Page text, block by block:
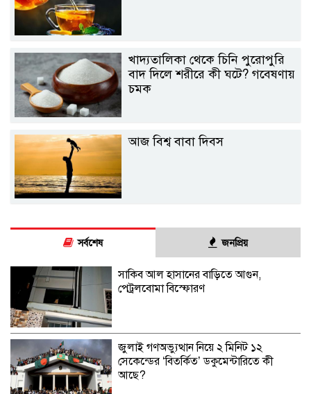
খাদ্যতালিকা থেকে চিনি পুরোপুরি
বাদ দিলে শরীরে কী ঘটে? গবেষণায়
চমক
আজ বিশ্ব বাবা দিবস
সর্বশেষ জনপ্রিয়
সাকিব আল হাসানের বাড়িতে আগুন,
পেট্রলবোমা বিস্ফোরণ
জুলাই গণঅভ্যুত্থান নিয়ে ২ মিনিট ১২
সেকেন্ডের ‘বিতর্কিত’ ডকুমেন্টারিতে কী
আছে?